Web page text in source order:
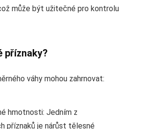
může být užitečné pro kontrolu
příznaky?
váhy mohou zahrnovat:
hmotnosti: Jedním z
příznaků je nárůst tělesné